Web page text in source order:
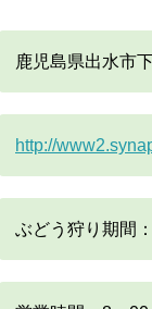
鹿児島県出水市
http://
ぶどう狩り期間